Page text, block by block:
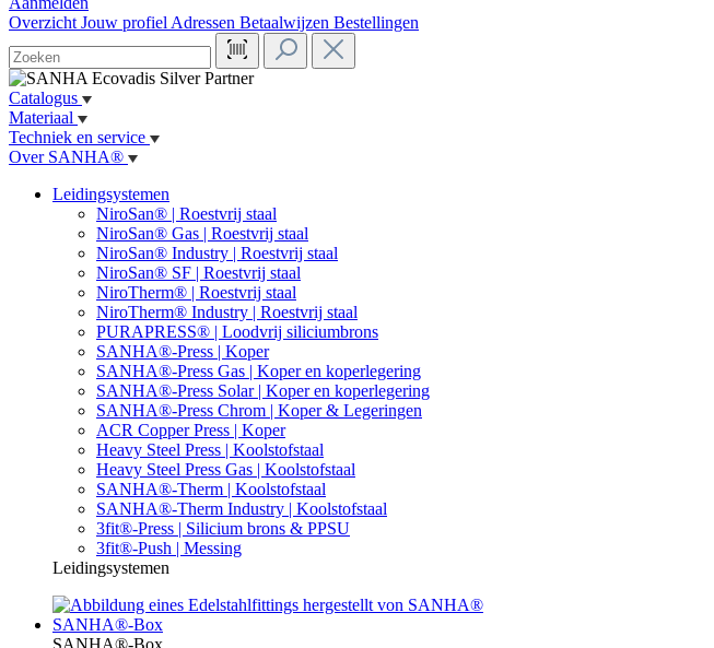
Overzicht Jouw profiel Adressen Betaalwijzen Bestellingen
Catalogus
Materiaal
Techniek en service
Over SANHA®
Leidingsystemen
NiroSan® | Roestvrij staal
NiroSan® Gas | Roestvrij staal
NiroSan® Industry | Roestvrij staal
NiroSan® SF | Roestvrij staal
NiroTherm® | Roestvrij staal
NiroTherm® Industry | Roestvrij staal
PURAPRESS® | Loodvrij siliciumbrons
SANHA®-Press | Koper
SANHA®-Press Gas | Koper en koperlegering
SANHA®-Press Solar | Koper en koperlegering
SANHA®-Press Chrom | Koper & Legeringen
ACR Copper Press | Koper
Heavy Steel Press | Koolstofstaal
Heavy Steel Press Gas | Koolstofstaal
SANHA®-Therm | Koolstofstaal
SANHA®-Therm Industry | Koolstofstaal
3fit®-Press | Silicium brons & PPSU
3fit®-Push | Messing
Leidingsystemen
SANHA®-Box